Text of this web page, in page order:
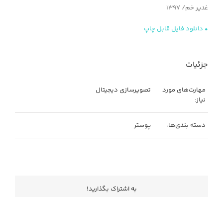
غدیر خم/ ۱۳۹۷
• دانلود فایل قابل چاپ
جزئیات
مهارت‌های مورد
نیاز:
تصویرسازی دیجیتال
دسته بندی‌ها: پوستر
به اشتراك بگذاريد!